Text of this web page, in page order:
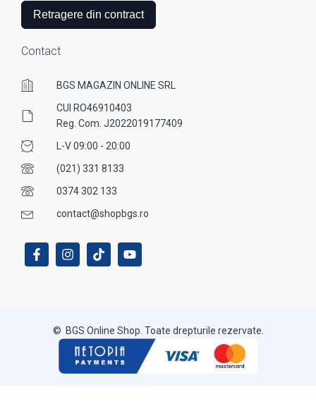
Retragere din contract
Contact
BGS MAGAZIN ONLINE SRL
CUI RO46910403
Reg. Com. J2022019177409
L-V 09:00 - 20:00
(021) 331 8133
0374 302 133
contact@shopbgs.ro
© BGS Online Shop. Toate drepturile rezervate.